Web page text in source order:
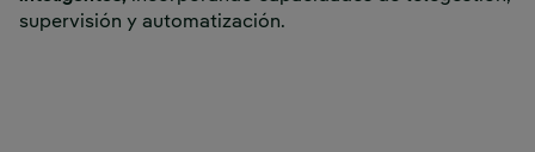
supervisión y automatización.